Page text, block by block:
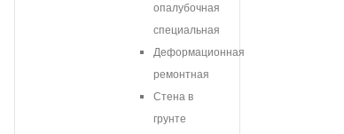
опалубочная
специальная
Деформационная
ремонтная
Стена в
грунте